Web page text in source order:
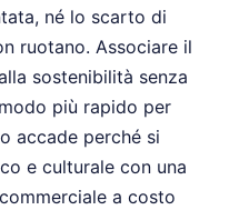
né lo scarto di
ruotano. Associare il
sostenibilità senza
più rapido per
accade perché si
e culturale con una
a costo